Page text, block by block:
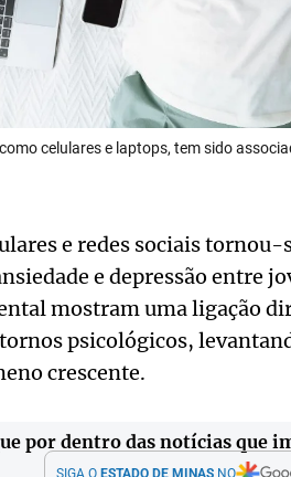
celulares e laptops, tem sido
e redes sociais
e depressão entre
mostram uma ligação
psicológicos,
crescente.
por dentro das notícias que
SIGA O ESTADO DE MINASNO